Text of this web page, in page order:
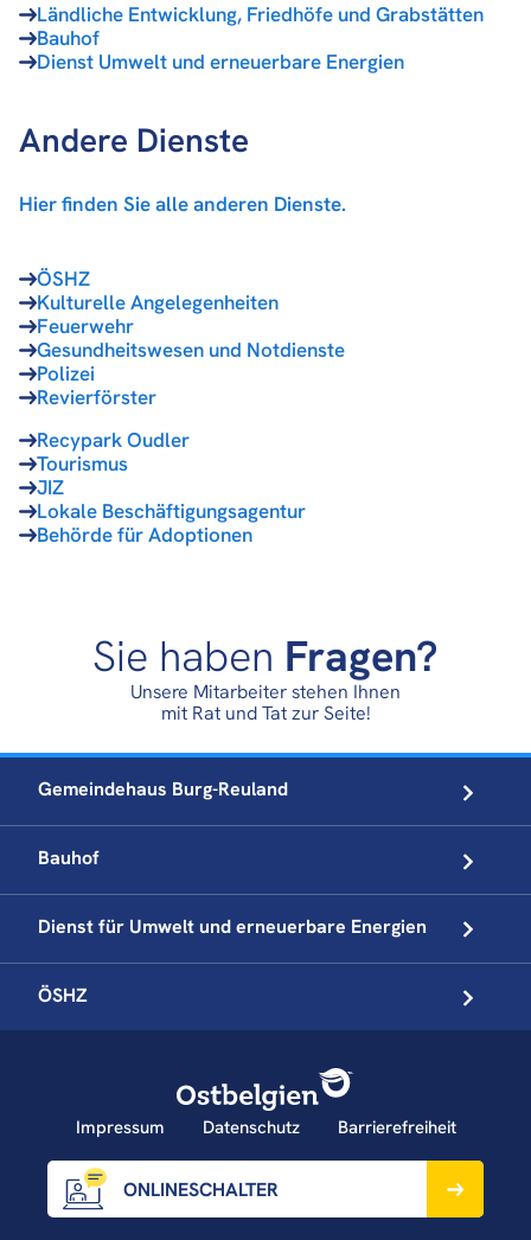
Ländliche Entwicklung, Friedhöfe und Grabstätten
Bauhof
Dienst Umwelt und erneuerbare Energien
Andere Dienste
Hier finden Siealle anderen Dienste.
ÖSHZ
Kulturelle Angelegenheiten
Feuerwehr
Gesundheitswesen und Notdienste
Polizei
Revierförster
Recypark Oudler
Tourismus
JIZ
Lokale Beschäftigungsagentur
Behörde für Adoptionen
Sie haben Fragen?
Unsere Mitarbeiter stehen Ihnen
mit Rat und Tat zur Seite!
Gemeindehaus Burg-Reuland
Bauhof
Dienst für Umwelt underneuerbare Energien
ÖSHZ
Impressum Datenschutz Barrierefreiheit
ONLINESCHALTER